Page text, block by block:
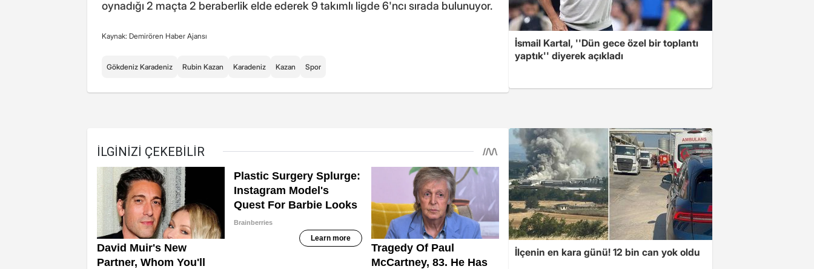
oynadığı 2 maçta 2 beraberlik elde ederek 9 takımlı ligde 6'ncı sırada bulunuyor.
Kaynak: Demirören Haber Ajansı
Gökdeniz Karadeniz Rubin Kazan Karadeniz Kazan Spor
İsmail Kartal, ''Dün gece özel bir toplantı
yaptık'' diyerek açıkladı
İlçenin en kara günü! 12 bin can yok oldu